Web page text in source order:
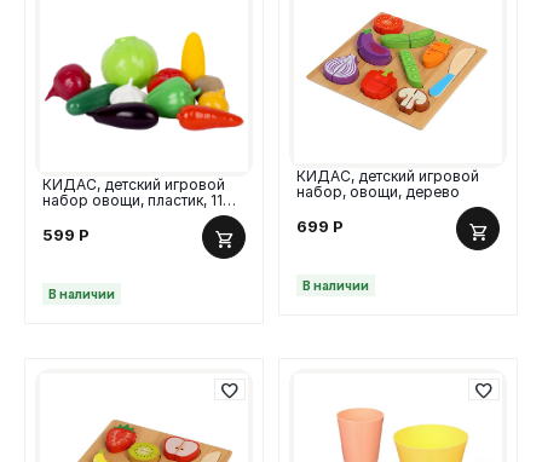
КИДАС, детский игровой
набор овощи, пластик, 11
599 Р
В наличии
КИДАС, детский игровой
набор, овощи, дерево
699 Р
В наличии